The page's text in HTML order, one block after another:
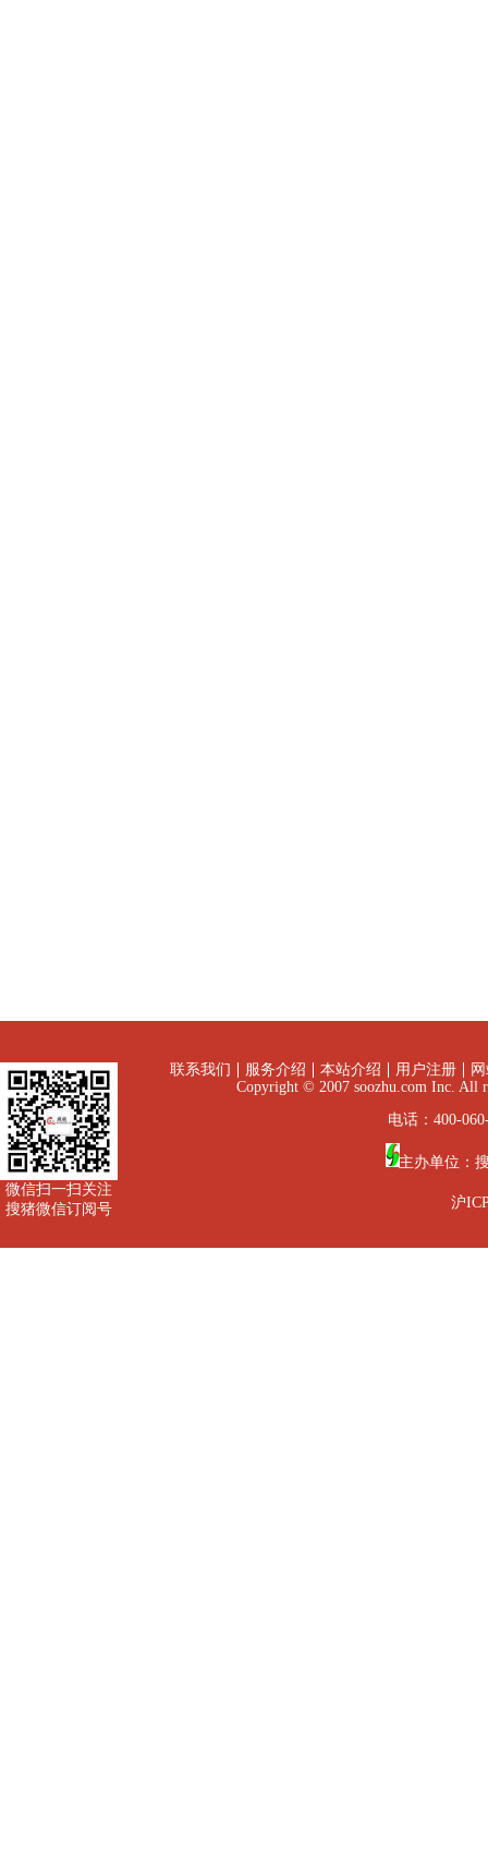
微信扫一扫关注
搜猪微信订阅号
联系我们 服务介绍 本站介绍 用户注册
Copyright © 2007 soozhu.com Inc.
电话：400-
主办单位：
沪